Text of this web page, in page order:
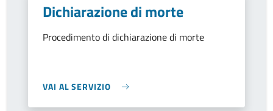
Dichiarazione di morte
Procedimento di dichiarazione di morte
VAI AL SERVIZIO